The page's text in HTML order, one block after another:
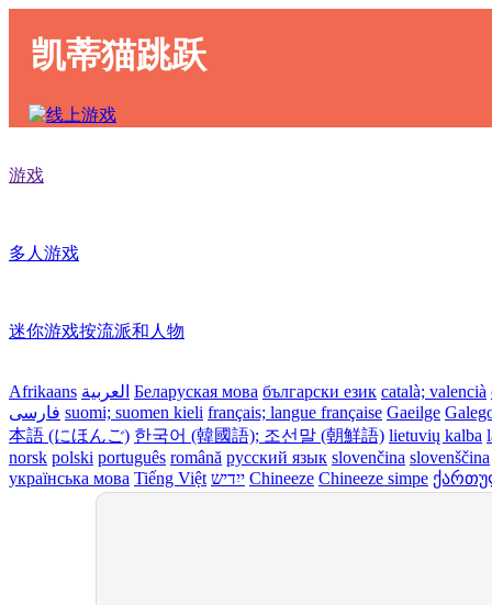
凯蒂猫跳跃
游戏
多人游戏
迷你游戏按流派和人物
Afrikaans العربية Беларуская мова български език català; valencià
فارسی suomi; suomen kieli français; langue française Gaeilge
本語 (にほんご) 한국어 (韓國語); 조선말 (朝鮮語) lietuvių kalba
norsk polski português română русский язык slovenčina slovenščina
українська мова Tiếng Việt ייִדיש Chineeze Chineeze simpe